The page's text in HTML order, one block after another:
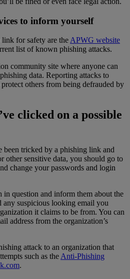
to inform yourself
for safety are theAPWG website
list of known phishing attacks.
community site where anyone can
data. Reporting attacks to
others from being defrauded by
clicked on a possible
been tricked by a phishing link and
other sensitive data, you should go to
change your passwords and login
in question and inform them about the
suspicious looking email you
it claims to be from. You can
address from the organization’s
attack to an organization that
such as the Anti-Phishing
.